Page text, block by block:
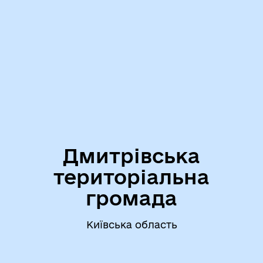
Дмитрівська
територіальна
громада
Київська область